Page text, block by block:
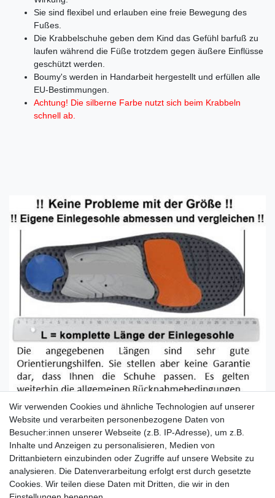
Sie sind flexibel und erlauben eine freie Bewegung des
Fußes.
Die Krabbelschuhe geben dem Kind das Gefühl barfuß zu
laufen während die Füße trotzdem gegen äußere Einflüsse
geschützt werden.
Boumy's werden in Handarbeit hergestellt und erfüllen alle
EU-Bestimmungen.
Achtung! Die silberne Farbe nutzt sich beim Krabbeln
schnell ab.
Größenangabe laut Hersteller:
EU 17, Small, 0-6 Monate, L=11.5cm
EU 19, Medium, 6-12 Monate, L=12.5cm
EU 21, Large, 12-18 Monate, L=13.5cm
EU 23, X-Large, 18-24 Monate, L=14.5cm
Wir verwenden Cookies und ähnliche Technologien auf unserer
Website und verarbeiten personenbezogene Daten von
Besucher:innen unserer Webseite (z.B. IP-Adresse), um z.B.
Inhalte und Anzeigen zu personalisieren, Medien von
Drittanbietern einzubinden oder Zugriffe auf unsere Website zu
analysieren. Die Datenverarbeitung erfolgt erst durch gesetzte
Cookies. Wir teilen diese Daten mit Dritten, die wir in den